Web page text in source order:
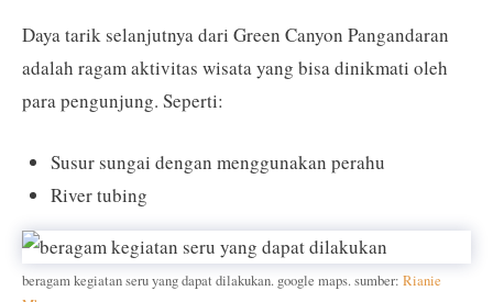
Daya tarik selanjutnya dari Green Canyon Pangandaran
adalah ragam aktivitas wisata yang bisa dinikmati oleh
para pengunjung. Seperti:
Susur sungai dengan menggunakan perahu
River tubing
beragam kegiatan seru yang dapat dilakukan. google maps. sumber: Rianie